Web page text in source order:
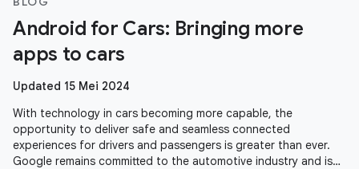
Android for Cars: Bringing more
apps to cars
Updated 15 Mei 2024
With technology in cars becoming more capable, the
opportunity to deliver safe and seamless connected
experiences for drivers and passengers is greater than ever.
Google remains committed to the automotive industry and is